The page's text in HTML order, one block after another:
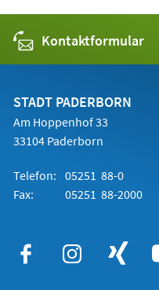
Kontaktformular
STADT PADERBORN
Am Hoppenhof 33
33104 Paderborn
Telefon: 05251 88-0
Fax:
05251 88-2000